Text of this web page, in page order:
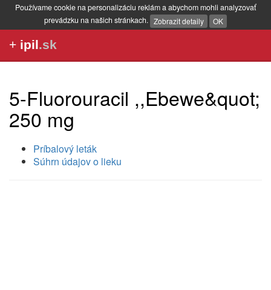
Používame cookie na personalizáciu reklám a abychom mohli analyzovať
prevádzku na našich stránkach. Zobrazit detaily OK
+ ipil.sk
5-Fluorouracil ,,Ebewe&quot;
250 mg
Príbalový leták
Súhrn údajov o lieku